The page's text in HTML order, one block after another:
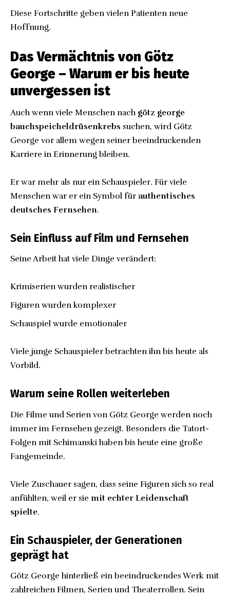
Diese Fortschritte geben vielen Patienten neue
Hoffnung.
Das Vermächtnis von Götz
George – Warum er bis heute
unvergessen ist
Auch wenn viele Menschen nach götz george
bauchspeicheldrüsenkrebs suchen, wird Götz
George vor allem wegen seiner beeindruckenden
Karriere in Erinnerung bleiben.
Er war mehr als nur ein Schauspieler. Für viele
Menschen war er ein Symbol für authentisches
deutsches Fernsehen.
Sein Einfluss auf Film und Fernsehen
Seine Arbeit hat viele Dinge verändert:
Krimiserien wurden realistischer
Figuren wurden komplexer
Schauspiel wurde emotionaler
Viele junge Schauspieler betrachten ihn bis heute als
Vorbild.
Warum seine Rollen weiterleben
Die Filme und Serien von Götz George werden noch
immer im Fernsehen gezeigt. Besonders die Tatort-
Folgen mit Schimanski haben bis heute eine große
Fangemeinde.
Viele Zuschauer sagen, dass seine Figuren sich so real
anfühlten, weil er sie mit echter Leidenschaft
spielte.
Ein Schauspieler, der Generationen
geprägt hat
Götz George hinterließ ein beeindruckendes Werk mit
zahlreichen Filmen, Serien und Theaterrollen. Sein